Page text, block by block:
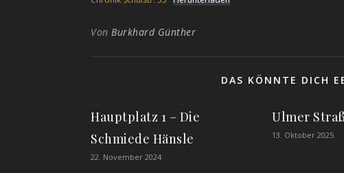
Von Burkhard Günther
DAS KÖNNTE DICH
Hauptplatz 1 – Die
Schmiede Hänsle
22. November 2024
Ulmer
13. Oktober 2025